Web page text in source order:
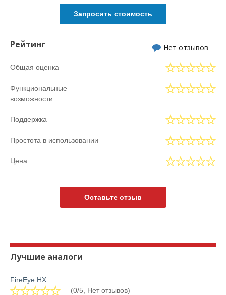
Запросить стоимость
Рейтинг Нет отзывов
Общая оценка
Функциональные
возможности
Поддержка
Простота в использовании
Цена
Оставьте отзыв
Лучшие аналоги
FireEye HX
(0/5, Нет отзывов)